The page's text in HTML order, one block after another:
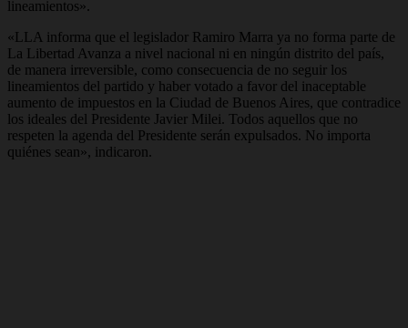
lineamientos».
«LLA informa que el legislador Ramiro Marra ya no forma parte de
La Libertad Avanza a nivel nacional ni en ningún distrito del país,
de manera irreversible, como consecuencia de no seguir los
lineamientos del partido y haber votado a favor del inaceptable
aumento de impuestos en la Ciudad de Buenos Aires, que contradice
los ideales del Presidente Javier Milei. Todos aquellos que no
respeten la agenda del Presidente serán expulsados. No importa
quiénes sean», indicaron.